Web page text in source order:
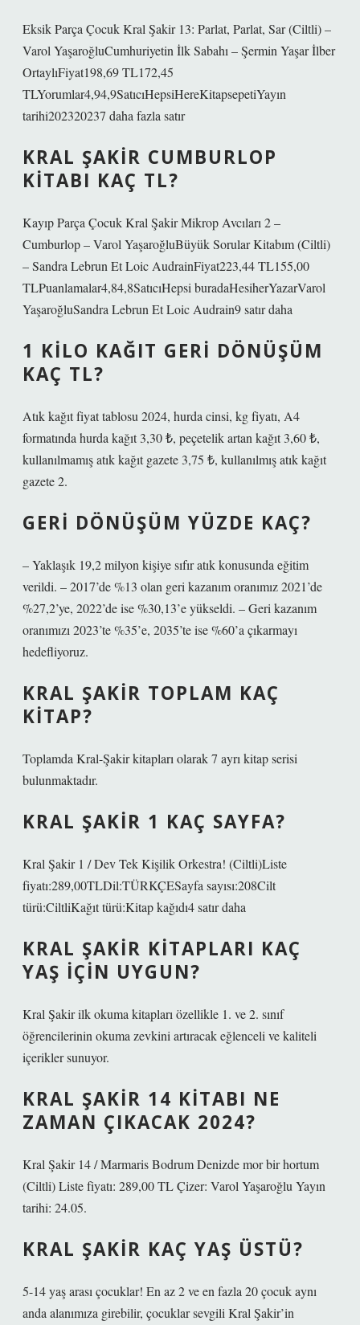
Eksik Parça Çocuk Kral Şakir 13: Parlat, Parlat, Sar (Ciltli) –
Varol YaşaroğluCumhuriyetin İlk Sabahı – Şermin Yaşar İlber
OrtaylıFiyat198,69 TL172,45
TLYorumlar4,94,9SatıcıHepsiHereKitapsepetiYayın
tarihi202320237 daha fazla satır
KRAL ŞAKIR CUMBURLOP
KITABI KAÇ TL?
Kayıp Parça Çocuk Kral Şakir Mikrop Avcıları 2 –
Cumburlop – Varol YaşaroğluBüyük Sorular Kitabım (Ciltli)
– Sandra Lebrun Et Loic AudrainFiyat223,44 TL155,00
TLPuanlamalar4,84,8SatıcıHepsi buradaHesiherYazarVarol
YaşaroğluSandra Lebrun Et Loic Audrain9 satır daha
1 KILO KAĞIT GERI DÖNÜŞÜM
KAÇ TL?
Atık kağıt fiyat tablosu 2024, hurda cinsi, kg fiyatı, A4
formatında hurda kağıt 3,30 ₺, peçetelik artan kağıt 3,60 ₺,
kullanılmamış atık kağıt gazete 3,75 ₺, kullanılmış atık kağıt
gazete 2.
GERI DÖNÜŞÜM YÜZDE KAÇ?
– Yaklaşık 19,2 milyon kişiye sıfır atık konusunda eğitim
verildi. – 2017’de %13 olan geri kazanım oranımız 2021’de
%27,2’ye, 2022’de ise %30,13’e yükseldi. – Geri kazanım
oranımızı 2023’te %35’e, 2035’te ise %60’a çıkarmayı
hedefliyoruz.
KRAL ŞAKIR TOPLAM KAÇ
KITAP?
Toplamda Kral-Şakir kitapları olarak 7 ayrı kitap serisi
bulunmaktadır.
KRAL ŞAKIR 1 KAÇ SAYFA?
Kral Şakir 1 / Dev Tek Kişilik Orkestra! (Ciltli)Liste
fiyatı:289,00TLDil:TÜRKÇESayfa sayısı:208Cilt
türü:CiltliKağıt türü:Kitap kağıdı4 satır daha
KRAL ŞAKIR KITAPLARI KAÇ
YAŞ IÇIN UYGUN?
Kral Şakir ilk okuma kitapları özellikle 1. ve 2. sınıf
öğrencilerinin okuma zevkini artıracak eğlenceli ve kaliteli
içerikler sunuyor.
KRAL ŞAKIR 14 KITABI NE
ZAMAN ÇIKACAK 2024?
Kral Şakir 14 / Marmaris Bodrum Denizde mor bir hortum
(Ciltli) Liste fiyatı: 289,00 TL Çizer: Varol Yaşaroğlu Yayın
tarihi: 24.05.
KRAL ŞAKIR KAÇ YAŞ ÜSTÜ?
5-14 yaş arası çocuklar! En az 2 ve en fazla 20 çocuk aynı
anda alanımıza girebilir, çocuklar sevgili Kral Şakir’in